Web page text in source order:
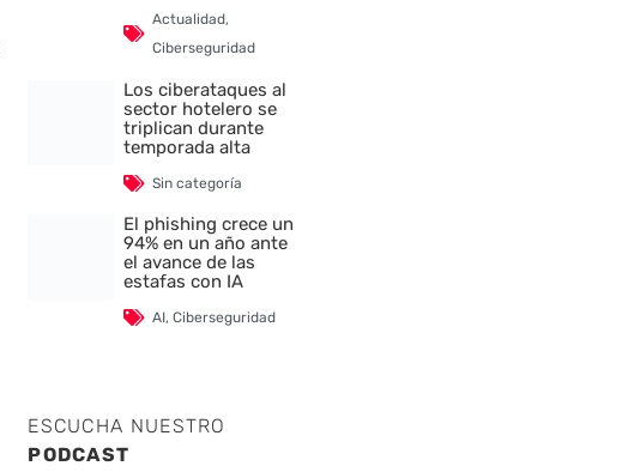
Actualidad,
Ciberseguridad
Los ciberataques al
sector hotelero se
triplican durante
temporada alta
Sin categoría
El phishing crece un
94% en un año ante
el avance de las
estafas con IA
AI,Ciberseguridad
ESCUCHA NUESTRO
PODCAST